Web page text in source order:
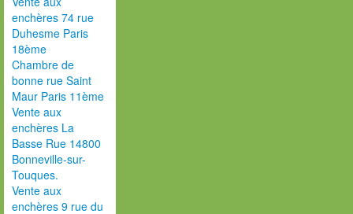
enchères 74 rue
Duhesme Paris
18ème
Chambre de
bonne rue Saint
Maur Paris 11ème
Vente aux
enchères La
Basse Rue 14800
Bonneville-sur-
Touques.
Vente aux
enchères 9 rue du